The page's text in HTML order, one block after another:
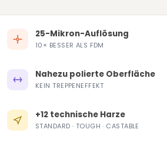
25-Mikron-Auflösung
10× BESSER ALS FDM
Nahezu polierte Oberfläche
KEIN TREPPENEFFEKT
+12 technische Harze
STANDARD · TOUGH · CASTABLE